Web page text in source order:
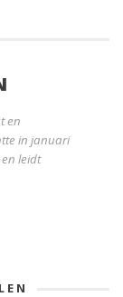
en
in januari
leidt